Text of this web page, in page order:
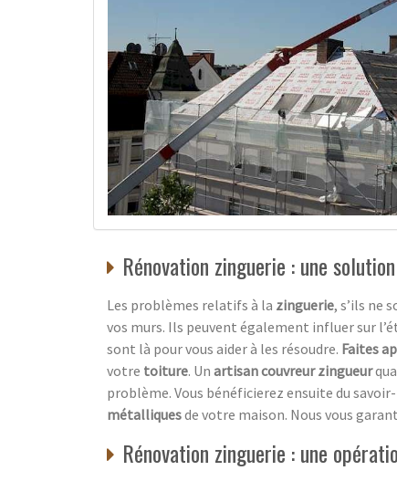
Rénovation zinguerie : une
Les problèmes relatifs à la zinguerie, s’ils ne
vos murs. Ils peuvent également influer sur
sont là pour vous aider à les résoudre. Faites
votre toiture. Un artisan couvreur zingueur
problème. Vous bénéficierez ensuite du
métalliquesde votre maison. Nous vous
Rénovation zinguerie : une